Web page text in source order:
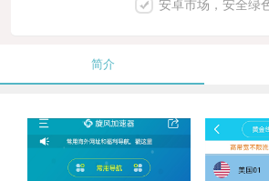
安卓市场，安全绿
简介